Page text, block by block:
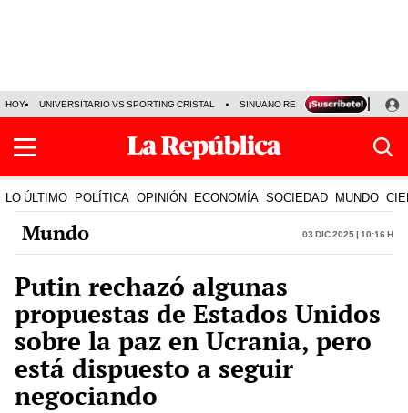
HOY UNIVERSITARIO VS SPORTING CRISTAL SINUANO RESULTADOS HOY
LO ÚLTIMO POLÍTICA OPINIÓN ECONOMÍA SOCIEDAD MUNDO
Mundo 03 Dic 2025 | 10:16 h
Putin rechazó algunas
propuestas de Estados Unidos
sobre la paz en Ucrania, pero
está dispuesto a seguir
negociando